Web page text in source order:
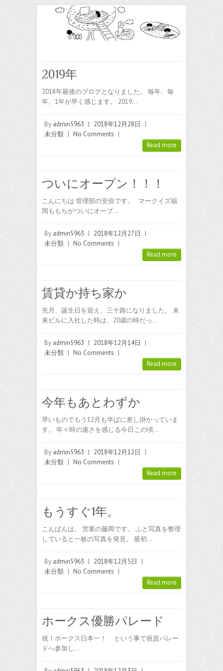
2019年
2018年最後のブログとなりました。 毎年、毎
年、1年が早く感じます。 2019…
By admin5963 | 2018年12月28日
|
未分類 | No Comments |
Read more
ついにオープン！！！
こんにちは 管理部の安倍です。 マークイズ福
岡ももちがついにオープ…
By admin5963 | 2018年12月27日
|
未分類 | No Comments |
Read more
賃貸か持ち家か
先月、誕生日を迎え、三十路になりました。 未
来ビルに入社した時は、20歳の時だっ…
By admin5963 | 2018年12月14日
|
未分類 | No Comments |
Read more
今年もあとわずか
早いものでもう12月も半ばに差し掛かっていま
す。 年々時の速さを感じる今日この頃…
By admin5963 | 2018年12月12日
|
未分類 | No Comments |
Read more
もうすぐ1年。
こんばんは。 営業の藤岡です。 ふと写真を整理
していると一枚の写真を発見。 最初…
By admin5963 | 2018年12月5日
|
未分類 | No Comments |
Read more
ホークス優勝パレード
祝！ホークス日本一！ という事で祝賀パレー
ドへ参加し…